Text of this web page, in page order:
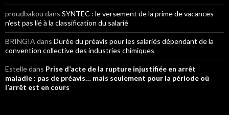
proudbakou dans SYNTEC : le versement de la prime de vacances
n’est pas lié à la classification du salarié
BRINGIA dans Durée du préavis pour les salariés dépendant de la
convention collective des industries chimiques
Estelledans Prise d’acte de la rupture injustifiée en arrêt
maladie : pas de préavis… mais seulement pour la période où
l’arrêt est en cours